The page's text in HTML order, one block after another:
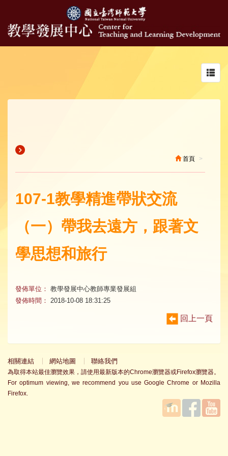
首頁
107-1教學精進帶狀交流
（一）帶我去遠方，跟著文
學思想和旅行
發佈單位： 教學發展中心教師專業發展組
發佈時間：
2018-10-08 18:31:25
回上一頁
相關連結 網站地圖 聯絡我們
為取得本站最佳瀏覽效果，請使用最新版本的Chrome瀏覽器或Firefox瀏覽器。
For optimum viewing, we recommend you use Google Chrome or Mozilla
Firefox.